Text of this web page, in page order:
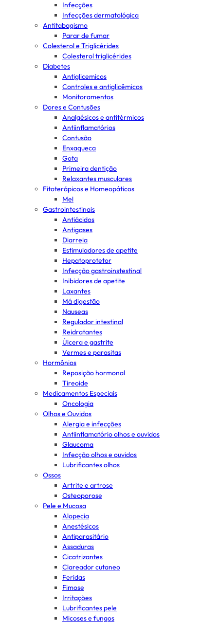
Infecções
Infecções dermatológica
Antitabagismo
Parar de fumar
Colesterol e Triglicérides
Colesterol triglicérides
Diabetes
Antiglicemicos
Controles e antiglicêmicos
Monitoramentos
Dores e Contusões
Analgésicos e antitérmicos
Antiinflamatórios
Contusão
Enxaqueca
Gota
Primeira dentição
Relaxantes musculares
Fitoterápicos e Homeopáticos
Mel
Gastrointestinais
Antiácidos
Antigases
Diarreia
Estimuladores de apetite
Hepatoprotetor
Infecção gastroinstestinal
Inibidores de apetite
Laxantes
Má digestão
Nauseas
Regulador intestinal
Reidratantes
Úlcera e gastrite
Vermes e parasitas
Hormônios
Reposição hormonal
Tireoide
Medicamentos Especiais
Oncologia
Olhos e Ouvidos
Alergia e infecções
Antiinflamatório olhos e ouvidos
Glaucoma
Infecção olhos e ouvidos
Lubrificantes olhos
Ossos
Artrite e artrose
Osteoporose
Pele e Mucosa
Alopecia
Anestésicos
Antiparasitário
Assaduras
Cicatrizantes
Clareador cutaneo
Feridas
Fimose
Irritações
Lubrificantes pele
Micoses e fungos